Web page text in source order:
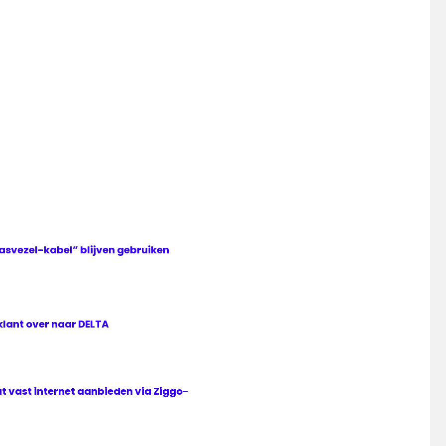
kabel” blijven gebruiken
over naar DELTA
vast internet aanbieden via Ziggo-